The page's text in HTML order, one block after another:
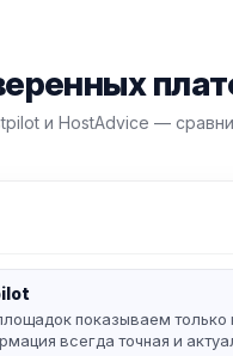
и HostAdvice —
показываем только
всегда точная и